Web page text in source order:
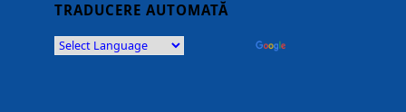
TRADUCERE AUTOMATĂ